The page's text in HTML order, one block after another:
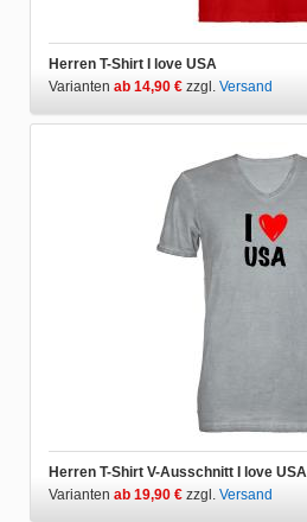
Herren T-Shirt I love USA
Varianten ab 14,90 € zzgl. Versand
Herren T-Shirt V-Ausschnitt I love USA
Varianten ab 19,90 € zzgl. Versand